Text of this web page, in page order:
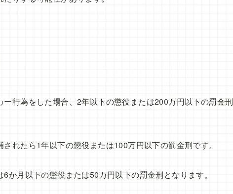
行為をした場合、2年以下の懲役または200万円以下の罰金刑
れたら1年以下の懲役または100万円以下の罰金刑です。
か月以下の懲役または50万円以下の罰金刑となります。